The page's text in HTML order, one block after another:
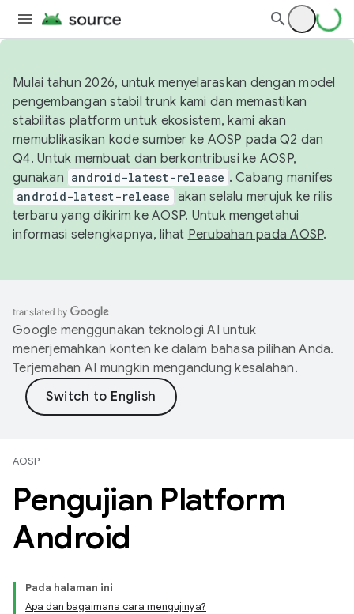
Mulai tahun 2026, untuk menyelaraskan dengan model
pengembangan stabil trunk kami dan memastikan
stabilitas platform untuk ekosistem, kami akan
memublikasikan kode sumber ke AOSP pada Q2 dan
Q4. Untuk membuat dan berkontribusi ke AOSP,
gunakan android-latest-release . Cabang manifes
android-latest-release akan selalu merujuk ke rilis
terbaru yang dikirim ke AOSP. Untuk mengetahui
informasi selengkapnya, lihat Perubahan pada AOSP.
Google menggunakan teknologi AI untuk
menerjemahkan konten ke dalam bahasa pilihan Anda.
Terjemahan AI mungkin mengandung kesalahan.
AOSP
Pengujian Platform
Android
Pada halaman ini
Apa dan bagaimana cara mengujinya?